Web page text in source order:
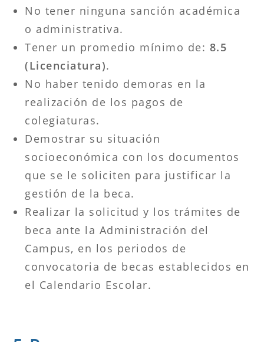
No tener ninguna sanción académica
o administrativa.
Tener un promedio mínimo de: 8.5
(Licenciatura).
No haber tenido demoras en la
realización de los pagos de
colegiaturas.
Demostrar su situación
socioeconómica con los documentos
que se le soliciten para justificar la
gestión de la beca.
Realizar la solicitud y los trámites de
beca ante la Administración del
Campus, en los periodos de
convocatoria de becas establecidos en
el Calendario Escolar.